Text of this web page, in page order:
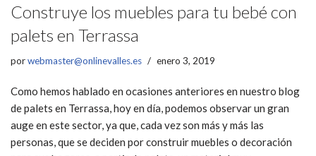
Construye los muebles para tu bebé con
palets en Terrassa
porwebmaster@onlinevalles.es enero 3, 2019
Como hemos hablado en ocasiones anteriores en nuestro blog
de palets en Terrassa, hoy en día, podemos observar un gran
auge en este sector, ya que, cada vez son más y más las
personas, que se deciden por construir muebles o decoración